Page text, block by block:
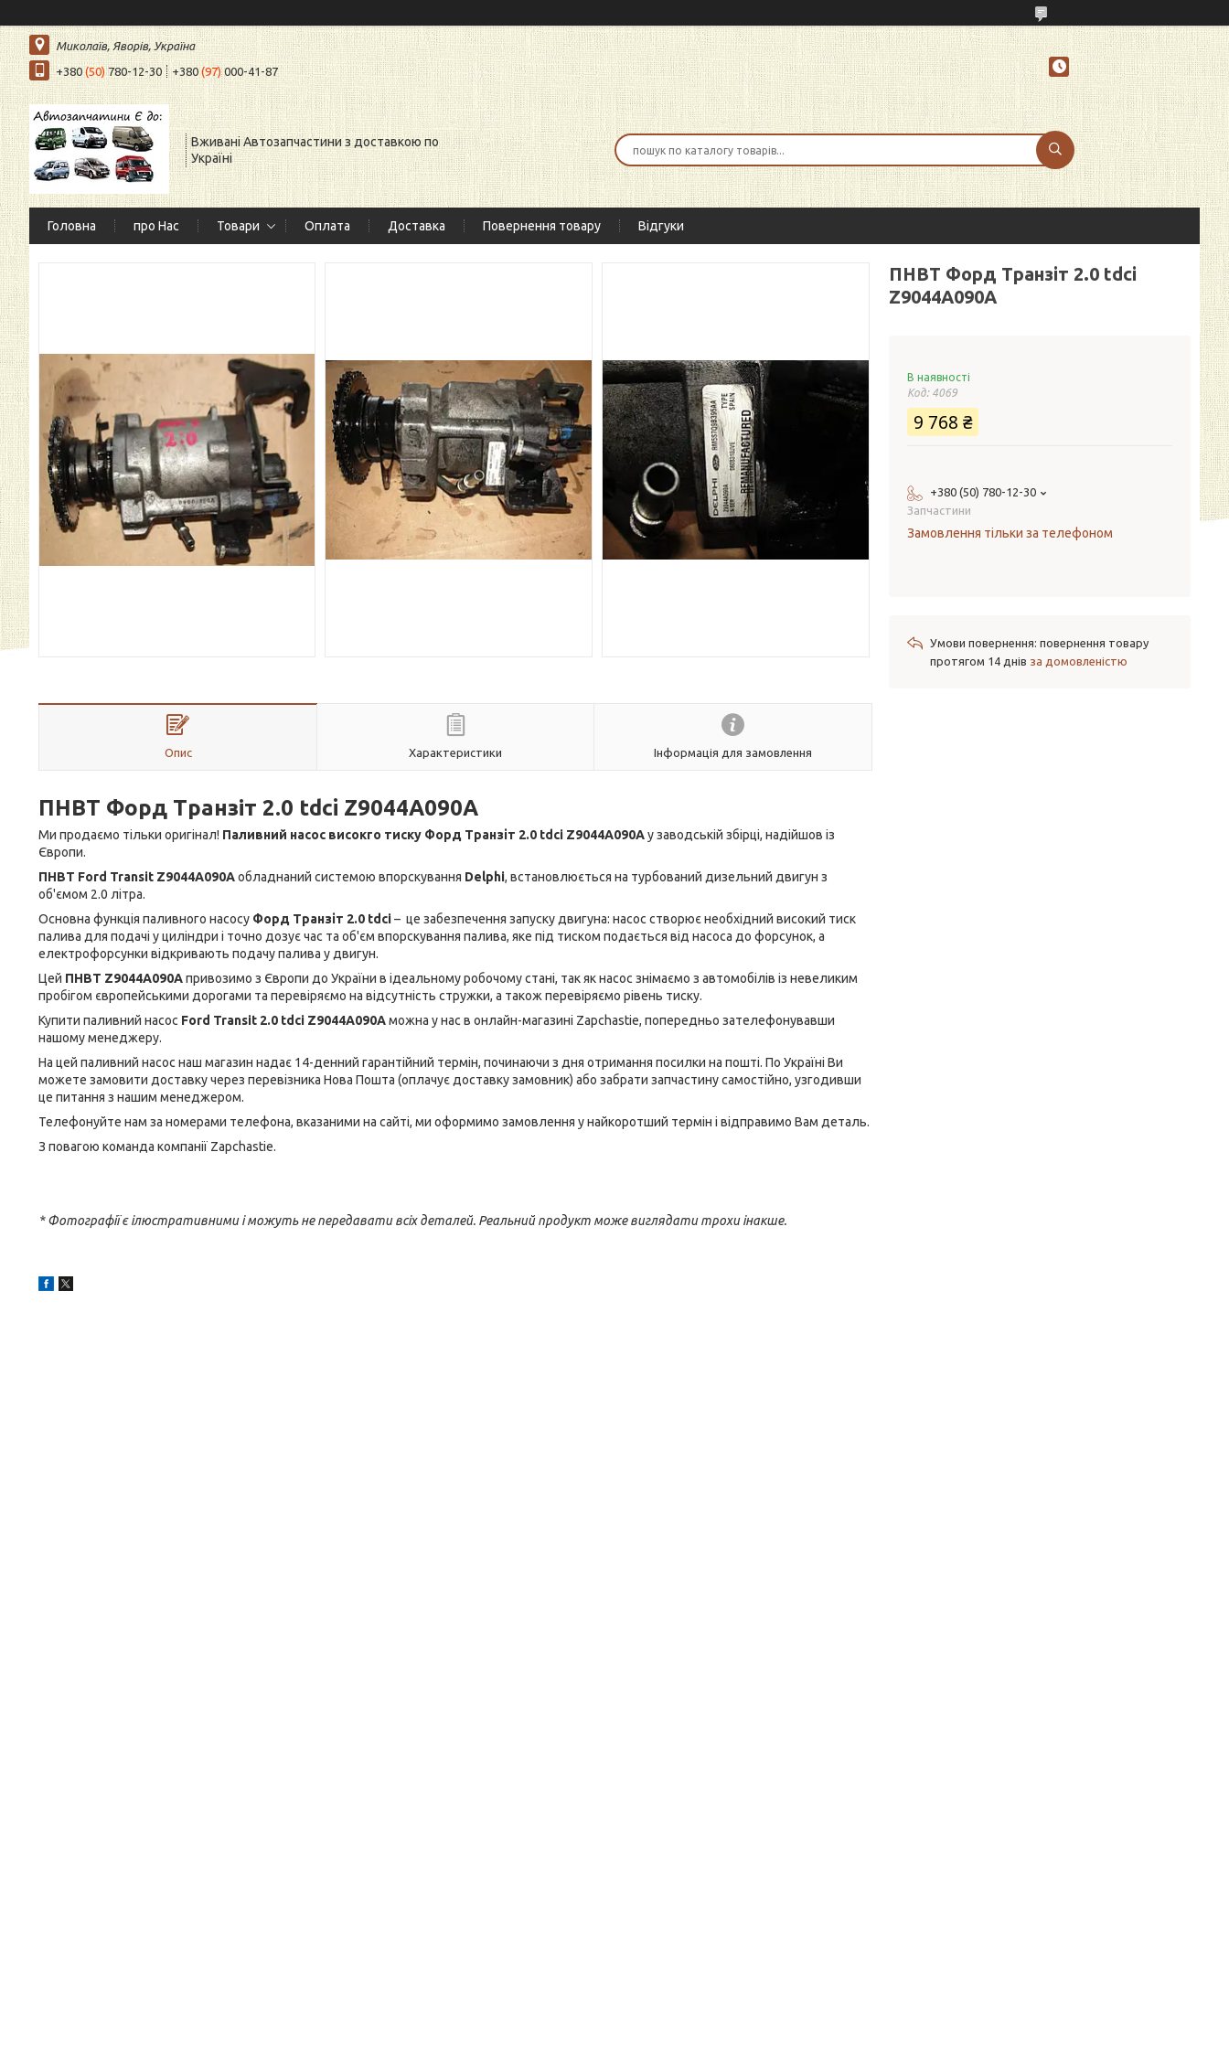
Миколаїв, Яворів, Україна
+380 (50)780-12-30 +380(97)000-41-87
Вживані Автозапчастини з доставкою по
Україні
Головна про Нас Товари Оплата Доставка Повернення товару Відгуки
Опис Характеристики Інформація для замовлення
ПНВТ Форд Транзіт 2.0 tdci Z9044A090A
Ми продаємо тільки оригінал! Паливний насос високго тиску Форд Транзіт 2.0 tdci Z9044A090Aу заводській збірці, надійшов із
Європи.
ПНВТ Ford Transit Z9044A090Aобладнаний системою впорскування Delphi, встановлюється на турбований дизельний двигун з
об'ємом 2.0 літра.
Основна функція паливного насосу Форд Транзіт 2.0 tdci– це забезпечення запуску двигуна: насос створює необхідний високий тиск
палива для подачі у циліндри і точно дозує час та об'єм впорскування палива, яке під тиском подається від насоса до форсунок, а
електрофорсунки відкривають подачу палива у двигун.
Цей ПНВТ Z9044A090Aпривозимо з Європи до України в ідеальному робочому стані, так як насос знімаємо з автомобілів із невеликим
пробігом європейськими дорогами та перевіряємо на відсутність стружки, а також перевіряємо рівень тиску.
Купити паливний насос Ford Transit 2.0 tdci Z9044A090Aможна у нас в онлайн-магазині Zapchastie, попередньо зателефонувавши
нашому менеджеру.
На цей паливний насос наш магазин надає 14-денний гарантійний термін, починаючи з дня отримання посилки на пошті. По Україні Ви
можете замовити доставку через перевізника Нова Пошта (оплачує доставку замовник) або забрати запчастину самостійно, узгодивши
це питання з нашим менеджером.
Телефонуйте нам за номерами телефона, вказаними на сайті, ми оформимо замовлення у найкоротший термін і відправимо Вам деталь.
З повагою команда компанії Zapchastie.
* Фотографії є ілюстративними і можуть не передавати всіх деталей. Реальний продукт може виглядати трохи інакше.
ПНВТ Форд Транзіт 2.0 tdci
Z9044A090A
В наявності
Код: 4069
9 768 ₴
+380 (50) 780-12-30
Запчастини
Замовлення тільки за телефоном
повернення товару
протягом 14 днів за домовленістю